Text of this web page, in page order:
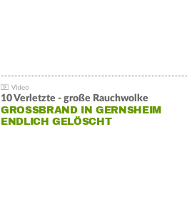
10 Verletzte - große Rauchwolke
GROSSBRAND IN GERNSHEIM E
NDLICH GELÖSCHT